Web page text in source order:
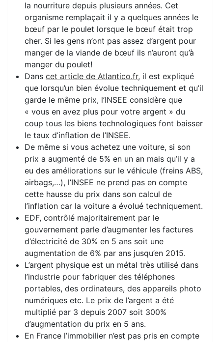
la nourriture depuis plusieurs années. Cet
organisme remplaçait il y a quelques années le
bœuf par le poulet lorsque le bœuf était trop
cher. Si les gens n’ont pas assez d’argent pour
manger de la viande de bœuf ils n’auront qu’à
manger du poulet!
Dans cet article de Atlantico.fr, il est expliqué
que lorsqu’un bien évolue techniquement et qu’il
garde le même prix, l’INSEE considère que
« vous en avez plus pour votre argent » du
coup tous les biens technologiques font baisser
le taux d’inflation de l’INSEE.
De même si vous achetez une voiture, si son
prix a augmenté de 5% en un an mais qu’il y a
eu des améliorations sur le véhicule (freins ABS,
airbags,…), l’INSEE ne prend pas en compte
cette hausse du prix dans son calcul de
l’inflation car la voiture a évolué techniquement.
EDF, contrôlé majoritairement par le
gouvernement parle d’augmenter les factures
d’électricité de 30% en 5 ans soit une
augmentation de 6% par ans jusqu’en 2015.
L’argent physique est un métal très utilisé dans
l’industrie pour fabriquer des téléphones
portables, des ordinateurs, des appareils photo
numériques etc. Le prix de l’argent a été
multiplié par 3 depuis 2007 soit 300%
d’augmentation du prix en 5 ans.
En France l’immobilier n’est pas pris en compte